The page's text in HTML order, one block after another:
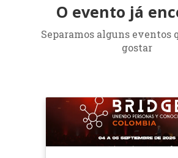
O evento já
Separamos alguns eventos
gostar